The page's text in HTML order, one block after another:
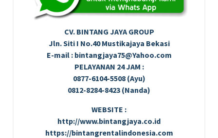
CV. BINTANG JAYA GROUP
Jln. Siti I No.40 Mustikajaya Bekasi
E-mail : bintangjaya75@Yahoo.com
PELAYANAN 24 JAM :
0877-6104-5508 (Ayu)
0812-8284-8423 (Nanda)
WEBSITE :
http://www.bintangjaya.co.id
https://bintangrentalindonesia.com